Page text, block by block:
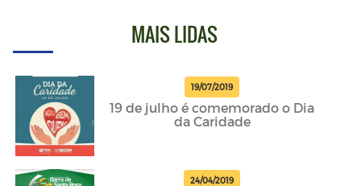
MAIS LIDAS
19/07/2019
19 de julho é comemorado o Dia
da Caridade
24/04/2019